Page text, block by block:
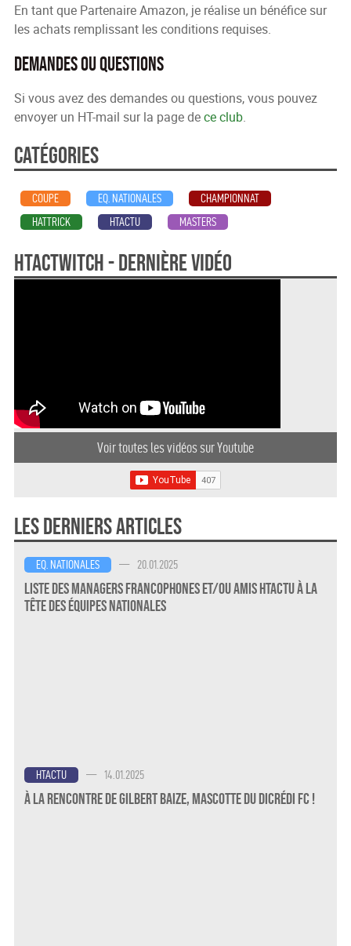
En tant que Partenaire Amazon, je réalise un bénéfice sur
les achats remplissant les conditions requises.
Demandes ou questions
Si vous avez des demandes ou questions, vous pouvez
envoyer un HT-mail sur la page dece club.
Catégories
COUPE EQ. NATIONALES
CHAMPIONNAT
HATTRICK
HTACTU MASTERS
HTActwitch - dernière vidéo
Voir toutes les vidéos sur Youtube
Les derniers articles
EQ. NATIONALES — 20.01.2025
Liste des Managers Francophones et/ou amis HTActu à la
Tête des Équipes Nationales
HTACTU — 14.01.2025
À la rencontre de Gilbert Baize, mascotte du Dicrédi FC !